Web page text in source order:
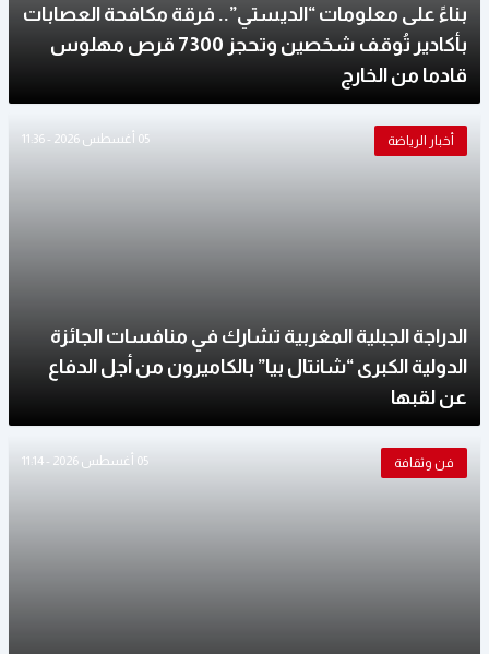
بناءً على معلومات “الديستي”.. فرقة مكافحة العصابات
بأكادير تُوقف شخصين وتحجز 7300 قرص مهلوس
قادما من الخارج
أخبار الرياضة 05 أغسطس 2026 - 11:36
الدراجة الجبلية المغربية تشارك في منافسات الجائزة
الدولية الكبرى “شانتال بيا” بالكاميرون من أجل الدفاع
عن لقبها
فن وثقافة 05 أغسطس 2026 - 11:14